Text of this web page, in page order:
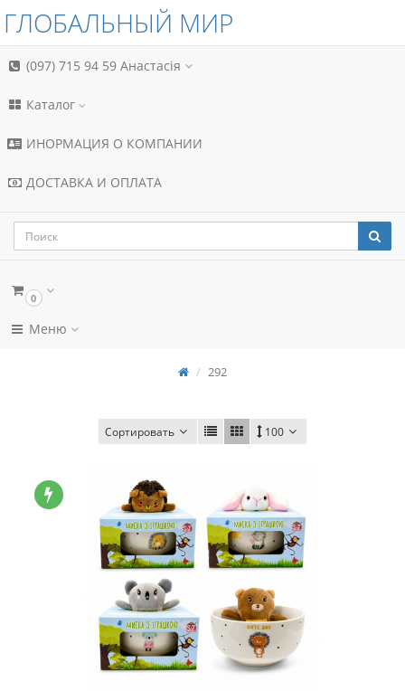
ГЛОБАЛЬНЫЙ МИР
(097) 715 94 59 Анастасія
Каталог
ИНОРМАЦИЯ О КОМПАНИИ
ДОСТАВКА И ОПЛАТА
0
Меню
292
Сортировать 100